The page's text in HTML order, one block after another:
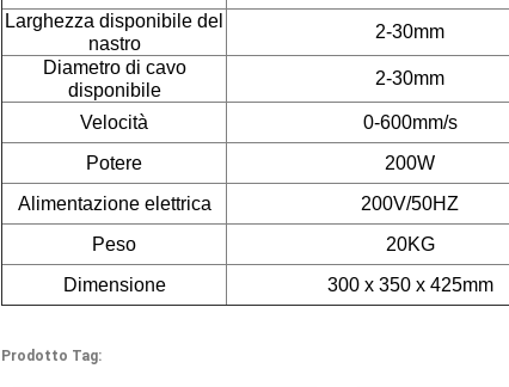
Larghezza disponibile del
nastro
2-30mm
Diametro di cavo
disponibile
2-30mm
Velocità
0-600mm/s
Potere
200W
Alimentazione elettrica
200V/50HZ
Peso
20KG
Dimensione
300 x 350 x 425mm
Prodotto Tag: